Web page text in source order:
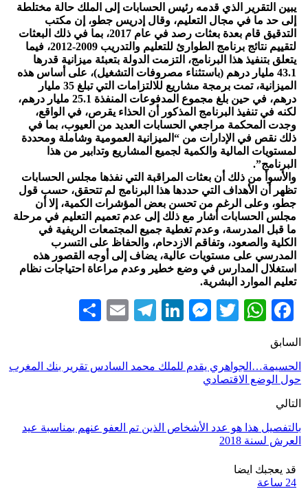
يبين التقرير الذي قدمه رئيس الحسابات إلى الملك حالة مختلطة
إلى حد ما في مجال التعليم، وقال إدريس جطو، إن مكتب
التدقيق قام بعدة بعثات رصد في عام 2017، بما في ذلك البعثات
لتقييم نتائج برنامج الطوارئ للتعليم والتدريب 2009-2012، فيما
يتعلق بتنفيذ هذا البرنامج، التزمت الدولة بتعبئة ميزانية قدرها
43.1 مليار درهم (باستثناء مصروفات التشغيل)، على أساس هذه
الميزانية، تمت برمجة مشاريع للالتزامات التي تبلغ 35 مليار
درهم، في حين بلغ مجموع المدفوعات المنفذة 25.1 مليار درهم،
لكنه في تنفيذ البرنامج المذكور أن الحذاء يقرص، في الواقع،
وجدت المحكمة مراجعي الحسابات العديد من العيوب، بما في
ذلك نقص في الإدارات من “الميزانية العمومية وشاملة ومحددة
لمستويات المالية والكمية لجميع المشاريع وتدابير من هذا
البرنامج”.
والأسوأ من ذلك أن بعثات المراقبة التي نفذها مجلس الحسابات
تظهر أن الأهداف التي حددها هذا البرنامج لم تتحقق، حسب قول
جطو، وعلى الرغم من تحسن بعض المؤشرات الكمية، إلا أن
مجلس الحسابات أشار مع ذلك إلى عدم تعميم التعليم في مرحلة
ما قبل المدرسة، وعدم تغطية جميع المجتمعات الريفية في
الكلية والصعود، وتفاقم الازدحام، والحفاظ على التسرب
المدرسي على مستويات عالية، يضاف إلى أوجه القصور هذه
استغلال المدارس في وضع خطير وعدم مراعاة احتياجات نظام
تعليم الموارد البشرية.
Facebook
WhatsApp
Twitter
Messenger
LinkedIn
Telegram
Email
السابق
الحسيمة…الجواهري يقدم للملك محمد السادس تقرير بنك المغرب
حول الوضع الاقتصادي
التالي
بالتفصيل هذا هو عدد الأشخاص الذين تم العفو عنهم بمناسبة عيد
العرش لسنة 2018
قد يعجبك ايضا
24 ساعة